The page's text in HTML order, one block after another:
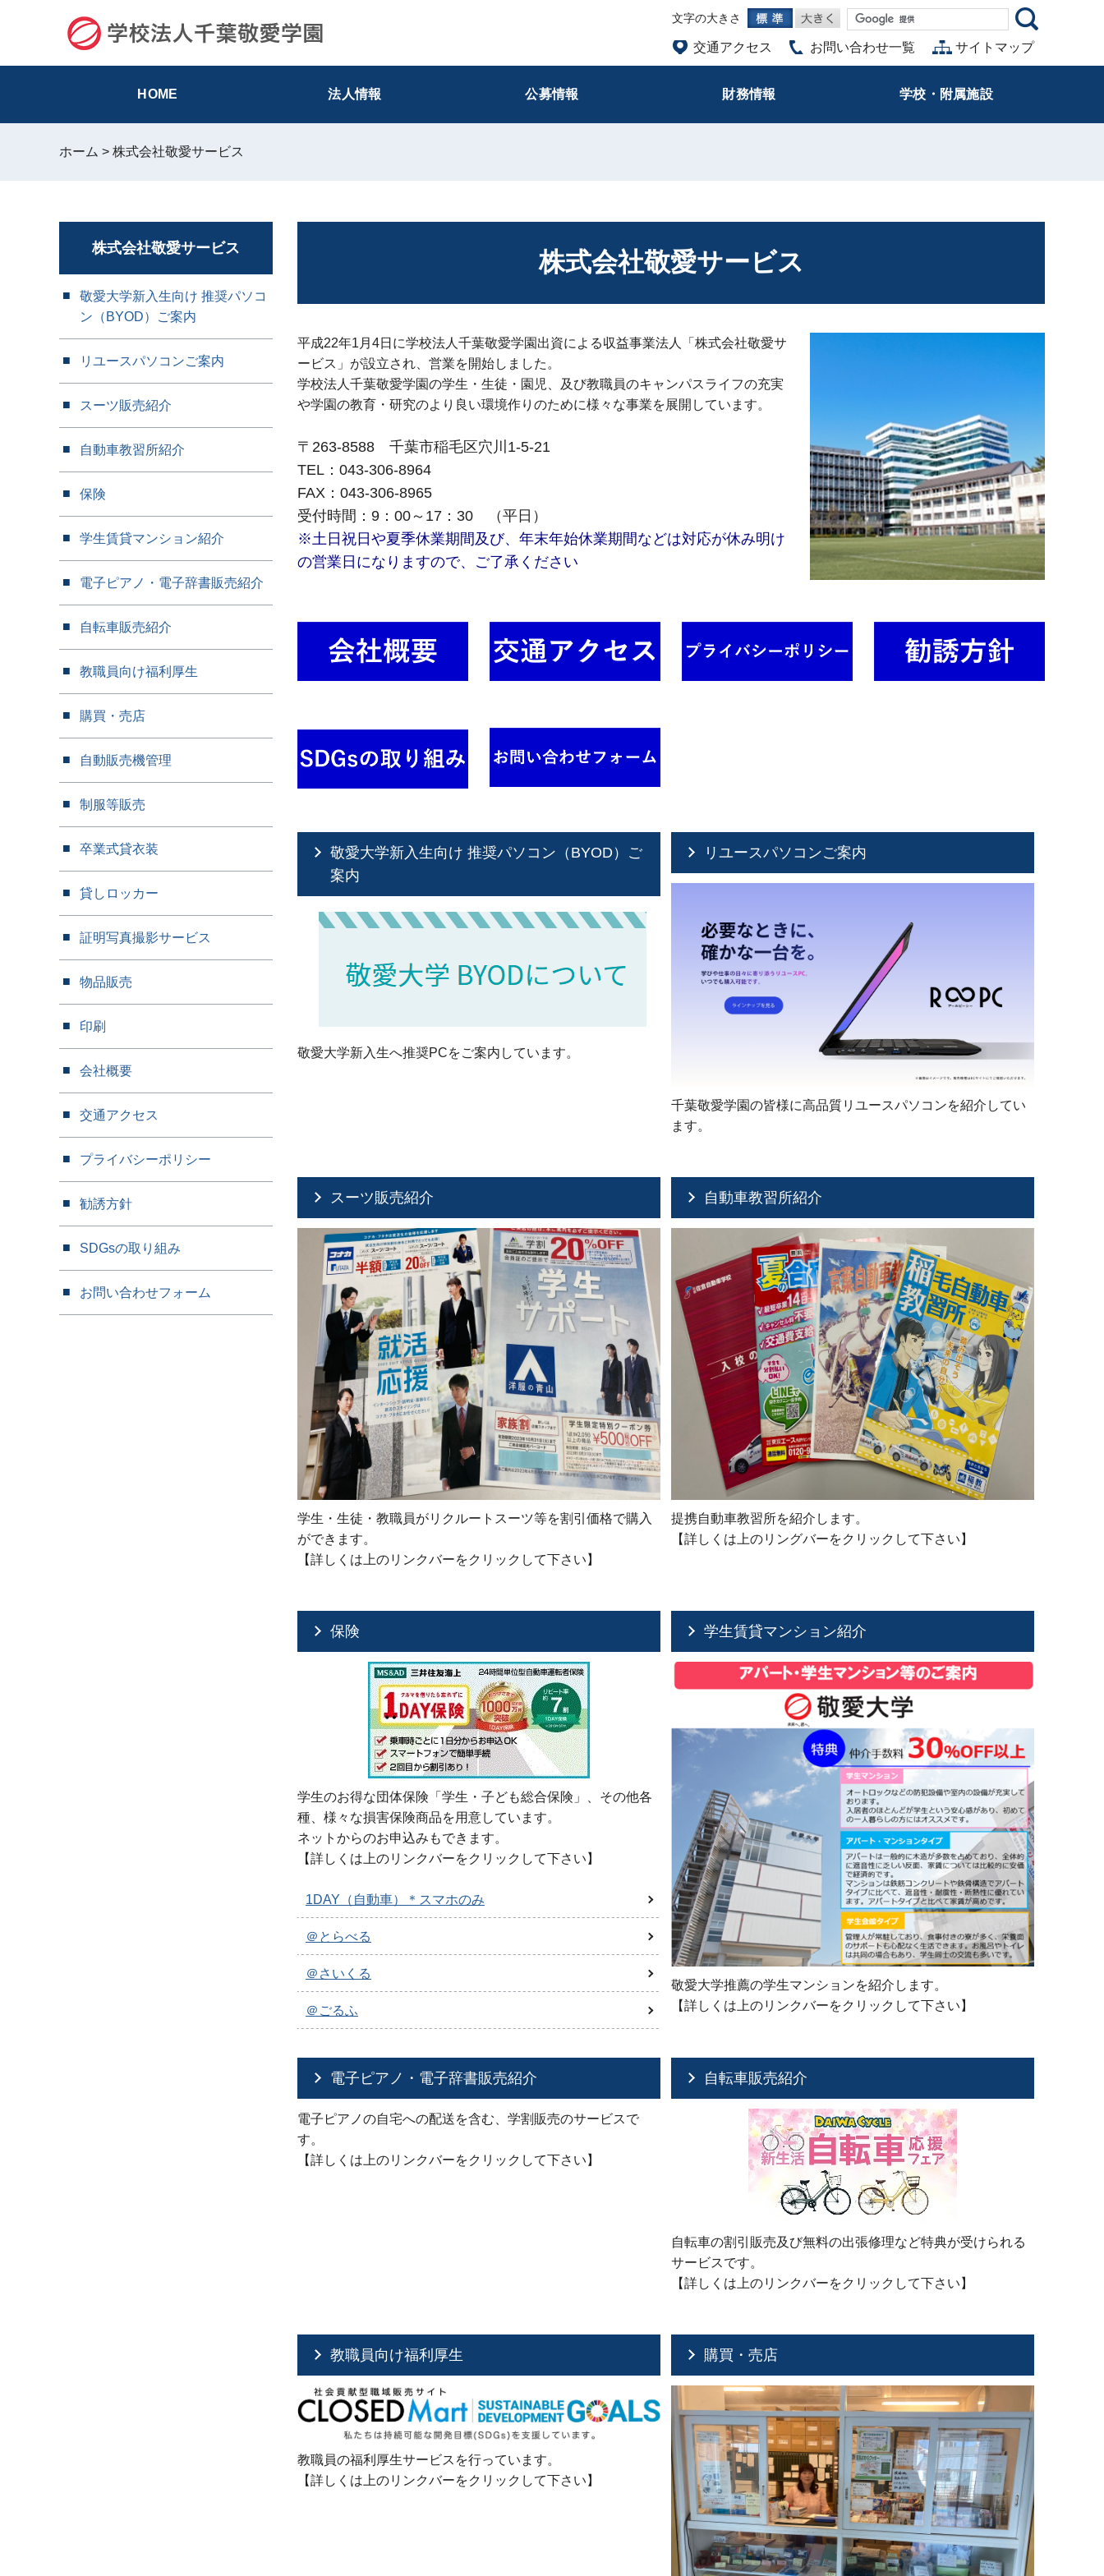
文字の大きさ
交通アクセス お問い合わせ一覧 サイトマップ
HOME 法⼈情報 公募情報 財務情報 学校・附属施設
ホーム > 株式会社敬愛サービス
株式会社敬愛サービス
平成22年1月4日に学校法人千葉敬愛学園出資による収益事業法人「株式会社敬愛サ
ービス」が設立され、営業を開始しました。
学校法人千葉敬愛学園の学生・生徒・園児、及び教職員のキャンパスライフの充実
や学園の教育・研究のより良い環境作りのために様々な事業を展開しています。
〒263-8588 千葉市稲毛区穴川1-5-21
TEL：043-306-8964
FAX：043-306-8965
受付時間：9：00～17：30 （平日）
※土日祝日や夏季休業期間及び、年末年始休業期間などは対応が休み明け
の営業日になりますので、ご了承ください
敬愛大学新入生向け 推奨パソコン（BYOD）ご
案内
敬愛大学新入生へ推奨PCをご案内しています。
リユースパソコンご案内
千葉敬愛学園の皆様に高品質リユースパソコンを紹介してい
ます。
スーツ販売紹介
学生・生徒・教職員がリクルートスーツ等を割引価格で購入
ができます。
【詳しくは上のリンクバーをクリックして下さい】
自動車教習所紹介
提携自動車教習所を紹介します。
【詳しくは上のリングバーをクリックして下さい】
保険
学生のお得な団体保険「学生・子ども総合保険」、その他各
種、様々な損害保険商品を用意しています。
ネットからのお申込みもできます。
【詳しくは上のリンクバーをクリックして下さい】
1DAY（自動車）＊スマホのみ
＠とらべる
＠さいくる
＠ごるふ
学生賃貸マンション紹介
敬愛大学推薦の学生マンションを紹介します。
【詳しくは上のリンクバーをクリックして下さい】
電子ピアノ・電子辞書販売紹介
電子ピアノの自宅への配送を含む、学割販売のサービスで
す。
【詳しくは上のリンクバーをクリックして下さい】
自転車販売紹介
自転車の割引販売及び無料の出張修理など特典が受けられる
サービスです。
【詳しくは上のリンクバーをクリックして下さい】
教職員向け福利厚生
教職員の福利厚生サービスを行っています。
【詳しくは上のリンクバーをクリックして下さい】
購買・売店
株式会社敬愛サービス
敬愛大学新入生向け 推奨パソコ
ン（BYOD）ご案内
リユースパソコンご案内
スーツ販売紹介
自動車教習所紹介
保険
学生賃貸マンション紹介
電子ピアノ・電子辞書販売紹介
自転車販売紹介
教職員向け福利厚生
購買・売店
自動販売機管理
制服等販売
卒業式貸衣装
貸しロッカー
証明写真撮影サービス
物品販売
印刷
会社概要
交通アクセス
プライバシーポリシー
勧誘方針
SDGsの取り組み
お問い合わせフォーム